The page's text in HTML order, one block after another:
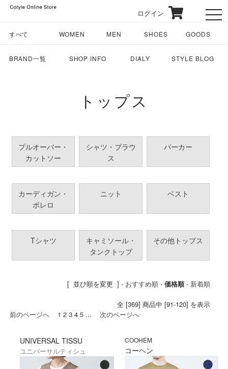
ログイン
すべて WOMEN MEN SHOES GOODS
BRAND一覧 SHOP INFO DIALY STYLE BLOG
トップス
プルオーバー・
カットソー
シャツ・ブラウ
ス
パーカー
カーディガン・
ボレロ
ニット ベスト
Tシャツ
キャミソール・
タンクトップ
その他トップス
[ 並び順を変更 ] - おすすめ順 -価格順- 新着順
全 [369] 商品中 [91-120] を表示
前のページへ
1 2 3 4 5 ... 次のページへ
UNIVERSAL TISSU
ユニバーサルティシュ
COOHEM
コーヘン